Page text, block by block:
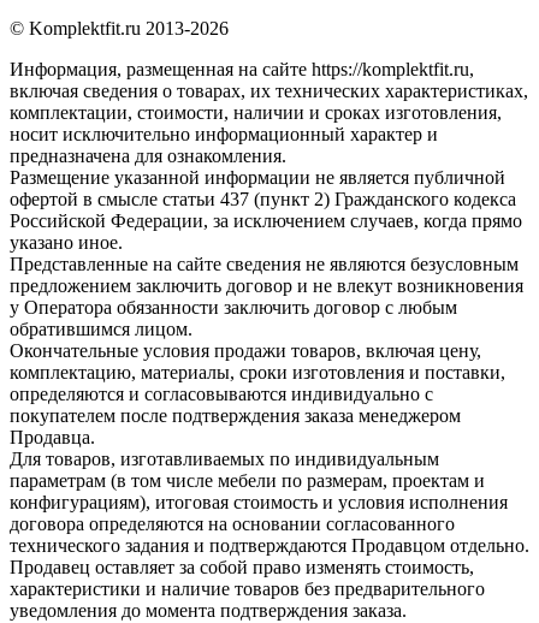
© Komplektfit.ru 2013-2026
Информация, размещенная на сайте https://komplektfit.ru,
включая сведения о товарах, их технических характеристиках,
комплектации, стоимости, наличии и сроках изготовления,
носит исключительно информационный характер и
предназначена для ознакомления.
Размещение указанной информации не является публичной
офертой в смысле статьи 437 (пункт 2) Гражданского кодекса
Российской Федерации, за исключением случаев, когда прямо
указано иное.
Представленные на сайте сведения не являются безусловным
предложением заключить договор и не влекут возникновения
у Оператора обязанности заключить договор с любым
обратившимся лицом.
Окончательные условия продажи товаров, включая цену,
комплектацию, материалы, сроки изготовления и поставки,
определяются и согласовываются индивидуально с
покупателем после подтверждения заказа менеджером
Продавца.
Для товаров, изготавливаемых по индивидуальным
параметрам (в том числе мебели по размерам, проектам и
конфигурациям), итоговая стоимость и условия исполнения
договора определяются на основании согласованного
технического задания и подтверждаются Продавцом отдельно.
Продавец оставляет за собой право изменять стоимость,
характеристики и наличие товаров без предварительного
уведомления до момента подтверждения заказа.